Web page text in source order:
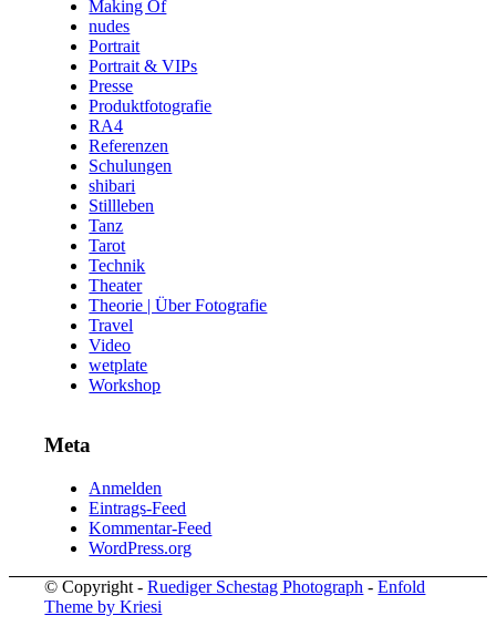
Making Of
nudes
Portrait
Portrait & VIPs
Presse
Produktfotografie
RA4
Referenzen
Schulungen
shibari
Stillleben
Tanz
Tarot
Technik
Theater
Theorie | Über Fotografie
Travel
Video
wetplate
Workshop
Meta
Anmelden
Eintrags-Feed
Kommentar-Feed
WordPress.org
© Copyright -Ruediger Schestag Photograph -Enfold
Theme by Kriesi